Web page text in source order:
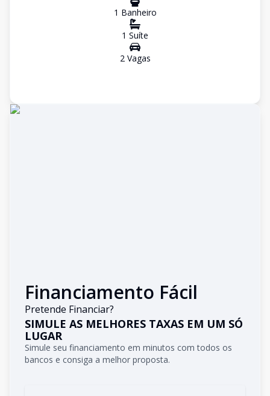
1 Banheiro
1 Suíte
2Vagas
Financiamento Fácil
Pretende Financiar?
SIMULE AS MELHORES TAXAS EM UM SÓ
LUGAR
Simule seu financiamento em minutos com todos os
bancos e consiga a melhor proposta.